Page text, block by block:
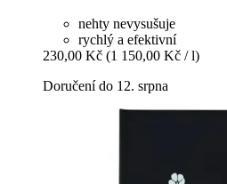
nehty nevysušuje
rychlý a efektivní
230,00 Kč (1 150,00 Kč / l)
Doručení do 12. srpna